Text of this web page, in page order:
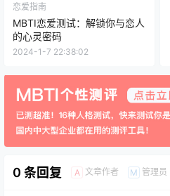
恋爱指南
MBTI恋爱测试：解锁你与恋人
的心灵密码
2024-1-7 22:38:02
0 条回复 A 文章作者 M 管理员